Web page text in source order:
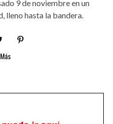
9 de noviembre en un
lleno hasta la bandera.